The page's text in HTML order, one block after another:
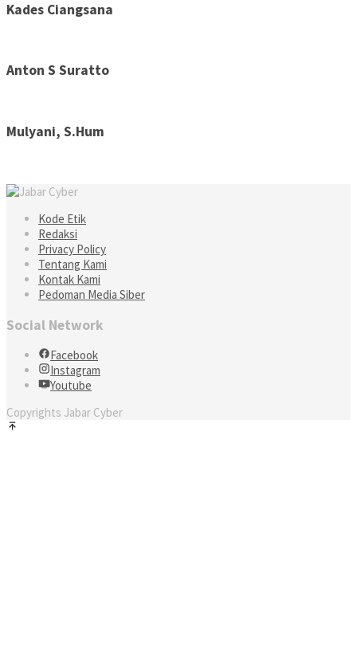
Kades Ciangsana
Anton S Suratto
Mulyani, S.Hum
Kode Etik
Redaksi
Privacy Policy
Tentang Kami
Kontak Kami
Pedoman Media Siber
Social Network
Facebook
Instagram
Youtube
Copyrights Jabar Cyber